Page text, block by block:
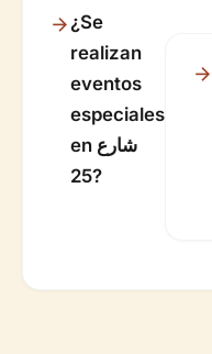
¿Se
realizan
eventos
especiales
en شارع
25?